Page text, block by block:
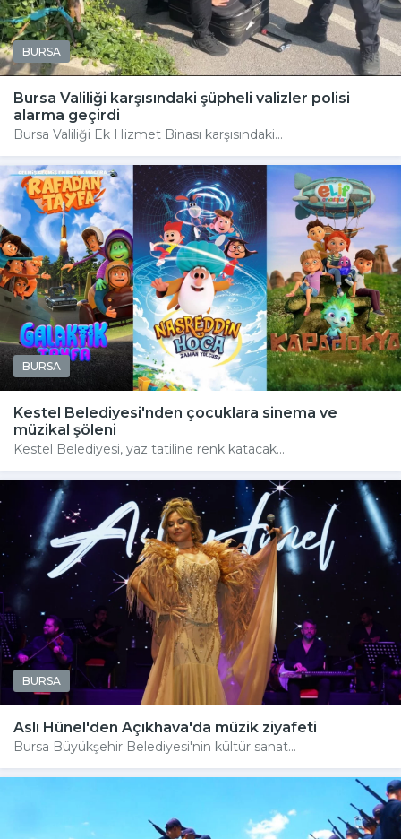
BURSA
Bursa Valiliği karşısındaki şüpheli valizler polisi
alarma geçirdi
Bursa Valiliği Ek Hizmet Binası karşısındaki...
BURSA
Kestel Belediyesi'nden çocuklara sinema ve
müzikal şöleni
Kestel Belediyesi, yaz tatiline renk katacak...
BURSA
Aslı Hünel'den Açıkhava'da müzik ziyafeti
Bursa Büyükşehir Belediyesi'nin kültür sanat...